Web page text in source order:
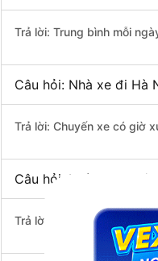
Trả lời: Trung bình mỗi
Câu hỏi: Nhà xe đi Hà
Trả lời: Chuyến xe có giờ
Câu hỏi: Nhà xe đi
Trả lời: Chuyến xe có giờ